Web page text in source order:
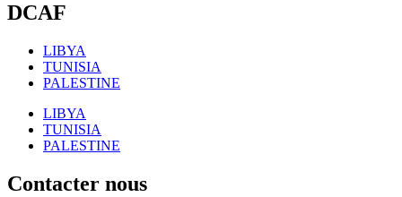
DCAF
LIBYA
TUNISIA
PALESTINE
LIBYA
TUNISIA
PALESTINE
Contacter nous